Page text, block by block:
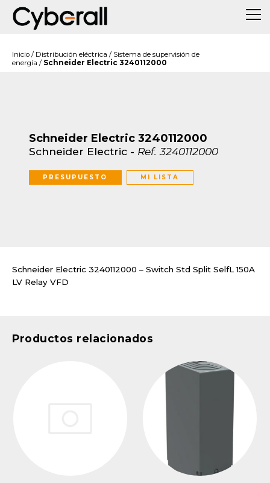
Inicio / Distribución eléctrica / Sistema de supervisión de
energía / Schneider Electric 3240112000
Schneider Electric 3240112000
Schneider Electric - Ref.3240112000
PRESUPUESTO MI LISTA
Schneider Electric 3240112000 – Switch Std Split SelfL 150A
LV Relay VFD
Productos relacionados